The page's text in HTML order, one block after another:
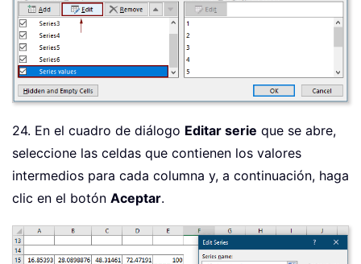
24. En el cuadro de diálogo Editar serie que se abre,
seleccione las celdas que contienen los valores
intermedios para cada columna y, a continuación, haga
clic en el botón Aceptar.